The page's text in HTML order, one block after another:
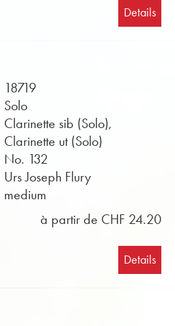
Details
18719
Solo
Clarinette sib (Solo),
Clarinette ut (Solo)
No. 132
Urs Joseph Flury
medium
à partir de CHF 24.20
Details